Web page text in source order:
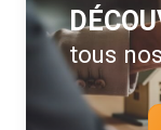
tous
par son
compétences,
Transaction,
locative ou le
votre